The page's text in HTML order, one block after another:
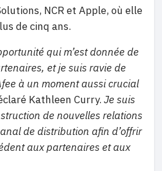
NCR et Apple, où elle
de cinq ans.
qui m’est donnée de
et je suis ravie de
à un moment aussi crucial
Kathleen Curry. Je suis
de nouvelles relations
de distribution afin d’offrir
aux partenaires et aux